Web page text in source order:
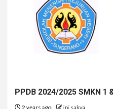
PPDB 2024/2025 SMKN 1
2 years ago ini sakya